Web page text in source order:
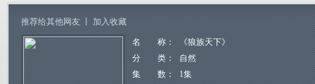
推荐给其他网友 加入收藏
名 称：
《狼族天下》
分 类：
自然
集 数：
1集